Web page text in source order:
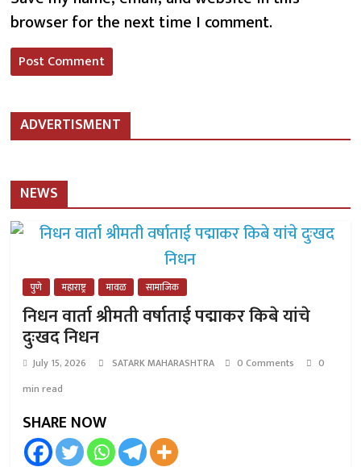
browser for the next time I comment.
ADVERTISMENT
NEWS
पुणे महाराष्ट्र मावळ सामाजिक
निधन वार्ता श्रीमती वर्षाताई पद्माकर किबे यांचे
दुःखद निधन
July 15, 2026 SATARK MAHARASHTRA 0 Comments
0
min read
SHARE NOW